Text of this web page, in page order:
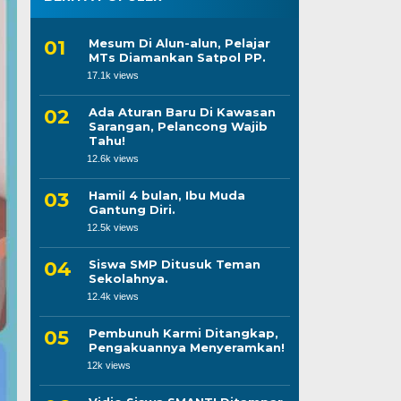
Mesum Di Alun-alun, Pelajar
MTs Diamankan Satpol PP.
17.1k views
Ada Aturan Baru Di Kawasan
Sarangan, Pelancong Wajib
Tahu!
12.6k views
Hamil 4 bulan, Ibu Muda
Gantung Diri.
12.5k views
Siswa SMP Ditusuk Teman
Sekolahnya.
12.4k views
Pembunuh Karmi Ditangkap,
Pengakuannya Menyeramkan!
12k views